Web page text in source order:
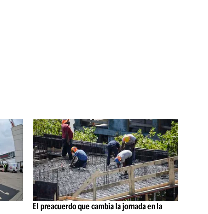
El preacuerdo que cambia la jornada en la